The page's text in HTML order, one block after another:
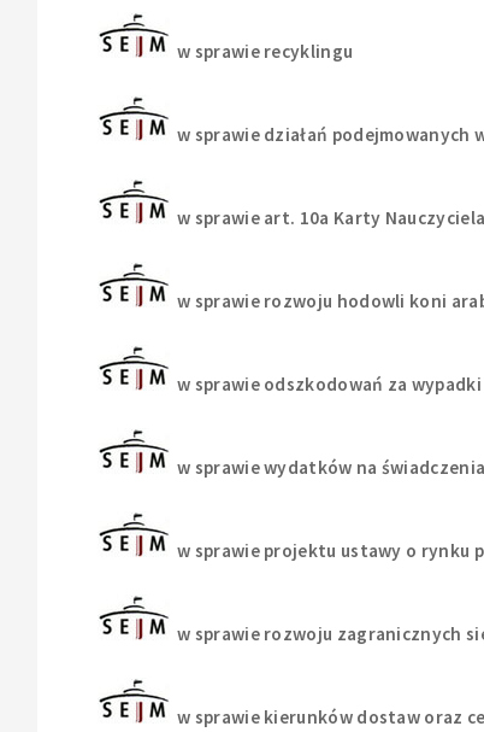
w sprawie recyklingu
w sprawie działań podejmowanych
w sprawie art. 10a Karty
w sprawie rozwoju hodowli koni
w sprawie odszkodowań za
w sprawie wydatków na
w sprawie projektu ustawy o rynku
w sprawie rozwoju zagranicznych
w sprawie kierunków dostaw oraz